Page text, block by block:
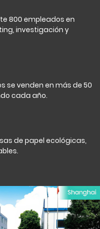
800 empleados en
investigación y
se venden en más de 50
cada año.
de papel ecológicas,